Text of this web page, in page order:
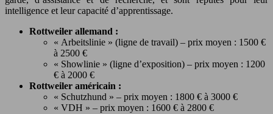
intelligence et leur capacité d’apprentissage.
Rottweiler allemand :
« Arbeitslinie » (ligne de travail) – prix moyen : 1500 €
à 2500 €
« Showlinie » (ligne d’exposition) – prix moyen : 1200
€ à 2000 €
Rottweiler américain :
« Schutzhund » – prix moyen : 1800 € à 3000 €
« VDH » – prix moyen : 1600 € à 2800 €